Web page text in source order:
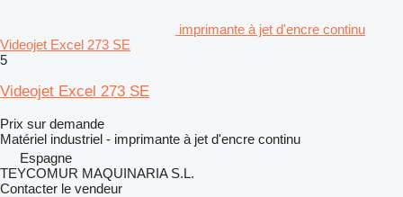
imprimante à jet d'encre continu
Videojet Excel 273 SE
5
Videojet Excel 273 SE
Prix sur demande
Matériel industriel - imprimante à jet d'encre continu
Espagne
TEYCOMUR MAQUINARIA S.L.
Contacter le vendeur